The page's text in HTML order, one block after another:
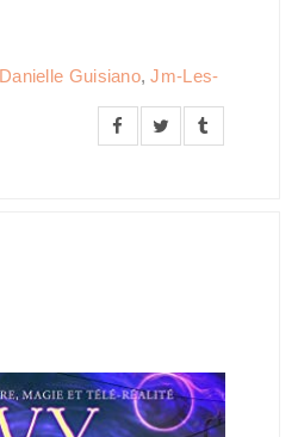
Danielle Guisiano,Jm-Les-